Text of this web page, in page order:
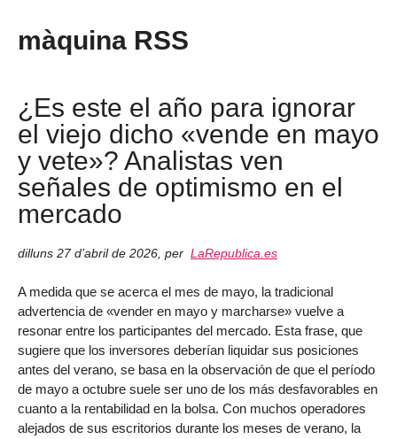
màquina RSS
¿Es este el año para ignorar
el viejo dicho «vende en mayo
y vete»? Analistas ven
señales de optimismo en el
mercado
dilluns 27 d’abril de 2026 per LaRepublica.es
A medida que se acerca el mes de mayo, la tradicional
advertencia de «vender en mayo y marcharse» vuelve a
resonar entre los participantes del mercado. Esta frase, que
sugiere que los inversores deberían liquidar sus posiciones
antes del verano, se basa en la observación de que el período
de mayo a octubre suele ser uno de los más desfavorables en
cuanto a la rentabilidad en la bolsa. Con muchos operadores
alejados de sus escritorios durante los meses de verano, la